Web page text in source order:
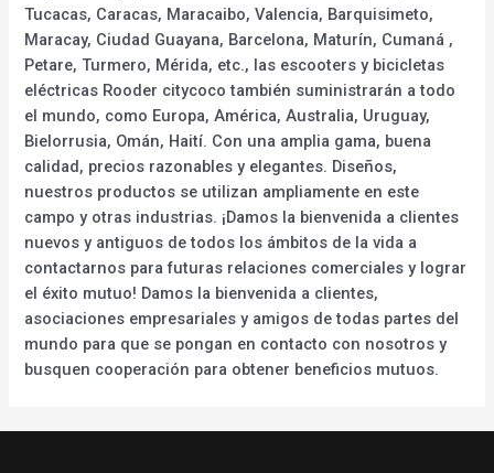
Tucacas, Caracas, Maracaibo, Valencia, Barquisimeto,
Maracay, Ciudad Guayana, Barcelona, Maturín, Cumaná ,
Petare, Turmero, Mérida, etc., las escooters y bicicletas
eléctricas Rooder citycoco también suministrarán a todo
el mundo, como Europa, América, Australia, Uruguay,
Bielorrusia, Omán, Haití. Con una amplia gama, buena
calidad, precios razonables y elegantes. Diseños,
nuestros productos se utilizan ampliamente en este
campo y otras industrias. ¡Damos la bienvenida a clientes
nuevos y antiguos de todos los ámbitos de la vida a
contactarnos para futuras relaciones comerciales y lograr
el éxito mutuo! Damos la bienvenida a clientes,
asociaciones empresariales y amigos de todas partes del
mundo para que se pongan en contacto con nosotros y
busquen cooperación para obtener beneficios mutuos.